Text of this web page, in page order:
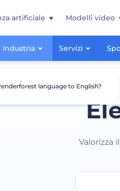
artificiale Modelli video
Industria Servizi
Valorizza
language to English?